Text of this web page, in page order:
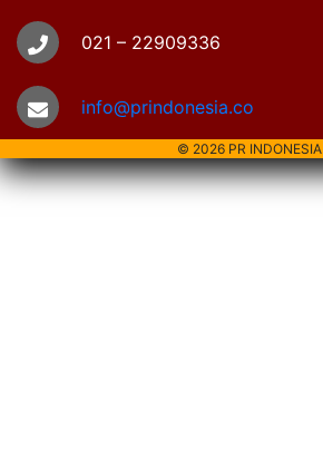
021 – 22909336
info@prindonesia.co
© 2026 PR INDONESIA